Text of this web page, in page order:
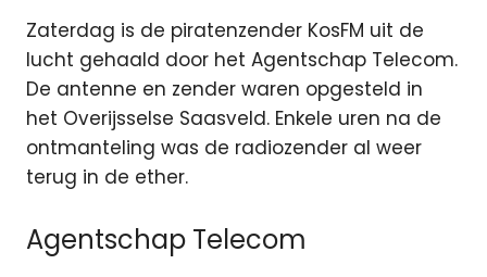
Zaterdag is de piratenzender KosFM uit de
lucht gehaald door het Agentschap Telecom.
De antenne en zender waren opgesteld in
het Overijsselse Saasveld. Enkele uren na de
ontmanteling was de radiozender al weer
terug in de ether.
Agentschap Telecom